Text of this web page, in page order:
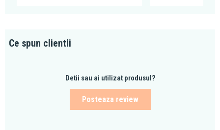
Ce spun clientii
Detii sau ai utilizat produsul?
Posteaza review